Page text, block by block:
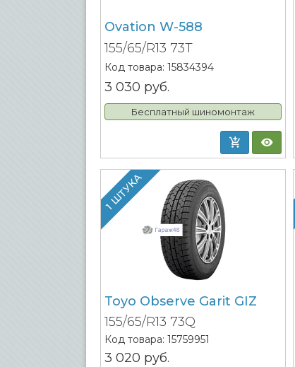
Ovation W-588
155/65/R13 73T
Код товара: 15834394
3 030 руб.
Бесплатный шиномонтаж
1 ШТУКА
Toyo Observe Garit GIZ
155/65/R13 73Q
Код товара: 15759951
3 020 руб.